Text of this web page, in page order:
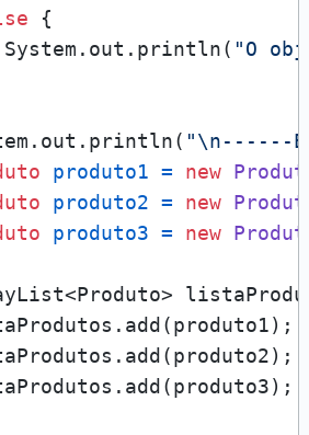
{
"O
"\n------
produto1 = new
produto2 = new
produto3 = new